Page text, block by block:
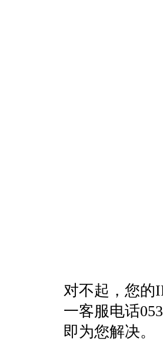
对不起，您的
一客服电话
即为您解决。